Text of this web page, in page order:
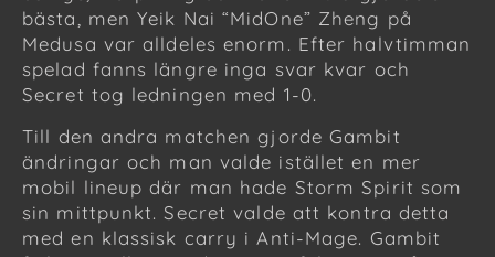
bästa, men Yeik Nai “MidOne” Zheng på
Medusa var alldeles enorm. Efter halvtimman
spelad fanns längre inga svar kvar och
Secret tog ledningen med 1-0.
Till den andra matchen gjorde Gambit
ändringar och man valde istället en mer
mobil lineup där man hade Storm Spirit som
sin mittpunkt. Secret valde att kontra detta
med en klassisk carry i Anti-Mage. Gambit